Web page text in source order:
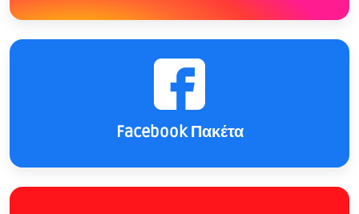
Facebook Πακέτα